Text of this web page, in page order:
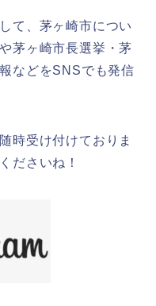
て、茅ヶ崎市につい
茅ヶ崎市長選挙・茅
などをSNSでも発信
時受け付けておりま
ださいね！